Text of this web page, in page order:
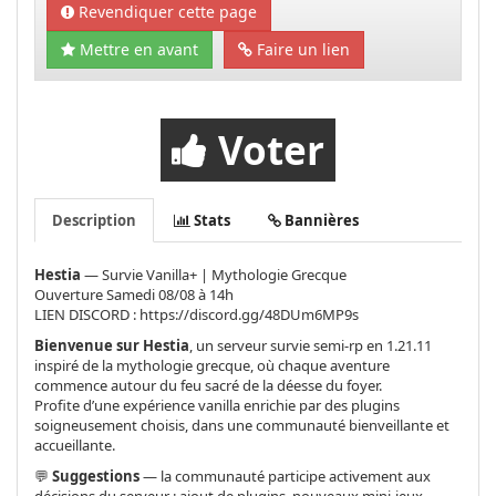
Revendiquer cette page
Mettre en avant
Faire un lien
Voter
Description Stats Bannières
Hestia — Survie Vanilla+ | Mythologie Grecque
Ouverture Samedi 08/08 à 14h
LIEN DISCORD : https://discord.gg/48DUm6MP9s
Bienvenue sur Hestia, un serveur survie semi-rp en 1.21.11
inspiré de la mythologie grecque, où chaque aventure
commence autour du feu sacré de la déesse du foyer.
Profite d’une expérience vanilla enrichie par des plugins
soigneusement choisis, dans une communauté bienveillante et
accueillante.
💬 Suggestions— la communauté participe activement aux